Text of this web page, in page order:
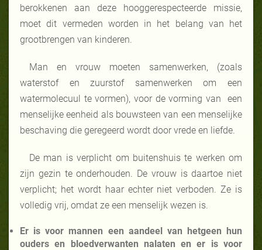
berokkenen aan deze hooggerespecteerde missie,
moet dit vermeden worden in het belang van het
grootbrengen van kinderen.
Man en vrouw moeten samenwerken, (zoals
waterstof en zuurstof samenwerken om een
watermolecuul te vormen), voor de vorming van een
menselijke eenheid als bouwsteen van een menselijke
beschaving die geregeerd wordt door vrede en liefde.
De man is verplicht om buitenshuis te werken om
zijn gezin te onderhouden. De vrouw is daartoe niet
verplicht; het wordt haar echter niet verboden. Ze is
volledig vrij, omdat ze een menselijk wezen is.
Er is voor mannen een aandeel van hetgeen hun
ouders en bloedverwanten nalaten en er is voor